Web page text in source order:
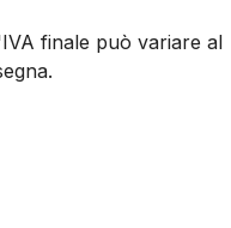
finale può variare al